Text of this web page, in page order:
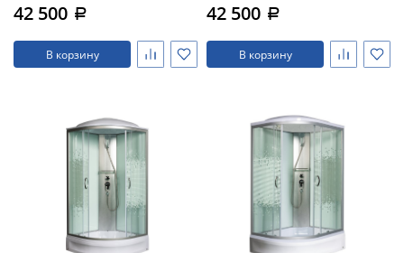
42 500 a
В корзину
42 500 a
В корзину